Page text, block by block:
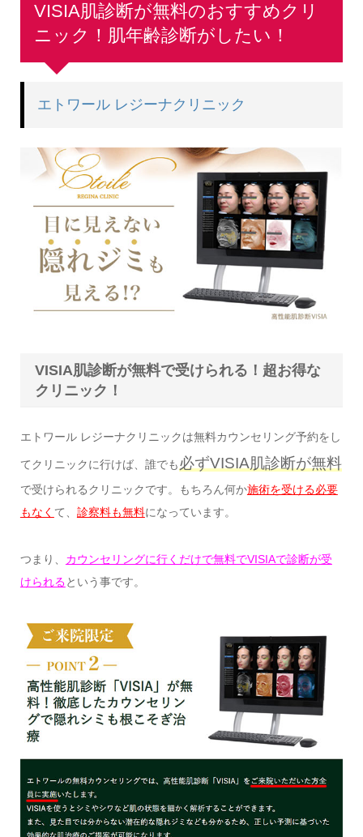
VISIA肌診断が無料のおすすめクリ
ニック！肌年齢診断がしたい！
エトワール レジーナクリニック
VISIA肌診断が無料で受けられる！超お得な
クリニック！
エトワール レジーナクリニックは無料カウンセリング予約をし
てクリニックに行けば、誰でも必ずVISIA肌診断が無料
で受けられるクリニックです。もちろん何か施術を受ける必要
もなく て、 診察料も無料になっています。
つまり、 カウンセリングに行くだけで無料でVISIAで診断が受
けられるという事です。